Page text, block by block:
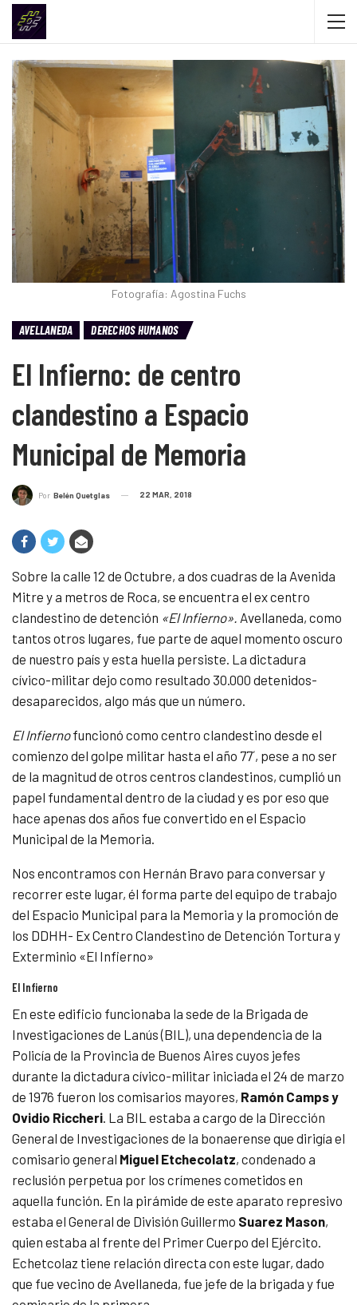
Fotografía: Agostina Fuchs
AVELLANEDA DERECHOS HUMANOS
El Infierno: de centro
clandestino a Espacio
Municipal de Memoria
Por Belén Quetglas 22 MAR, 2018
Sobre la calle 12 de Octubre, a dos cuadras de la Avenida
Mitre y a metros de Roca, se encuentra el ex centro
clandestino de detención «El Infierno». Avellaneda, como
tantos otros lugares, fue parte de aquel momento oscuro
de nuestro país y esta huella persiste. La dictadura
cívico-militar dejo como resultado 30.000 detenidos-
desaparecidos, algo más que un número.
El Infiernofuncionó como centro clandestino desde el
comienzo del golpe militar hasta el año 77´, pese a no ser
de la magnitud de otros centros clandestinos, cumplió un
papel fundamental dentro de la ciudad y es por eso que
hace apenas dos años fue convertido en el Espacio
Municipal de la Memoria.
Nos encontramos con Hernán Bravo para conversar y
recorrer este lugar, él forma parte del equipo de trabajo
del Espacio Municipal para la Memoria y la promoción de
los DDHH- Ex Centro Clandestino de Detención Tortura y
Exterminio «El Infierno»
El Infierno
En este edificio funcionaba la sede de la Brigada de
Investigaciones de Lanús (BIL), una dependencia de la
Policía de la Provincia de Buenos Aires cuyos jefes
durante la dictadura cívico-militar iniciada el 24 de marzo
de 1976 fueron los comisarios mayores, Ramón Camps y
Ovidio Riccheri. La BIL estaba a cargo de la Dirección
General de Investigaciones de la bonaerense que dirigía el
comisario general Miguel Etchecolatz, condenado a
reclusión perpetua por los crímenes cometidos en
aquella función. En la pirámide de este aparato represivo
estaba el General de División Guillermo Suarez Mason,
quien estaba al frente del Primer Cuerpo del Ejército.
Echetcolaz tiene relación directa con este lugar, dado
que fue vecino de Avellaneda, fue jefe de la brigada y fue